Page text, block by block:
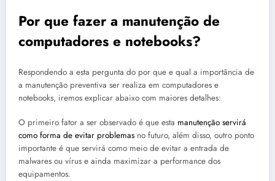
Por que fazer a manutenção de
computadores e notebooks?
Respondendo a esta pergunta do por que e qual a importância de
a manutenção preventiva ser realiza em computadores e
notebooks, iremos explicar abaixo com maiores detalhes:
O primeiro fator a ser observado é que esta manutenção servirá
como forma de evitar problemas no futuro, além disso, outro ponto
importante é que servirá como meio de evitar a entrada de
malwares ou vírus e ainda maximizar a performance dos
equipamentos.